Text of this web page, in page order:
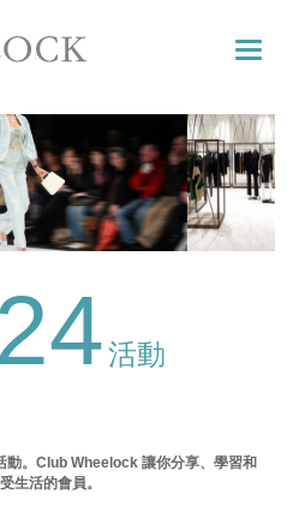
Toggle
活動
動。Club Wheelock 讓你分享、學習和
生活的會員。